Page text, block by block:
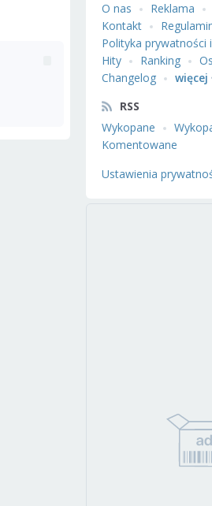
O nas
Reklama
Kontakt
Polityka prywatności
Hity
Ranking
Changelog
więcej
RSS
Wykopane
Komentowane
Ustawienia